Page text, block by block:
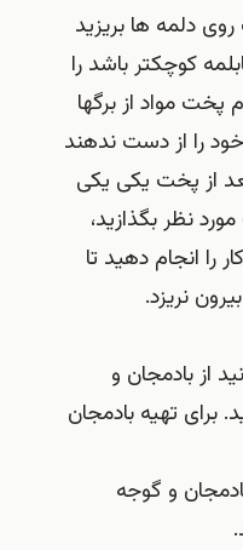
۵ لیوان آب روی دلمه ها بریزید
کوچکتر باشد را
پخت مواد از برگها
را از دست ندهند
از پخت یکی یکی
نظر بگذازید،
را انجام دهید تا
نریزد.
از بادمجان و
برای تهیه بادمجان
و گوجه